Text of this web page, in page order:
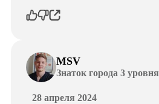
MSV
Знаток города 3 уровня
28 апреля 2024